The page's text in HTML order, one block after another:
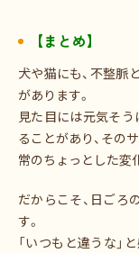
【まとめ】
犬や猫にも、不整脈
があります。
見た目には元気そ
ることがあり、その
常のちょっとした変
だからこそ、日ごろ
す。
「いつもと違うな」